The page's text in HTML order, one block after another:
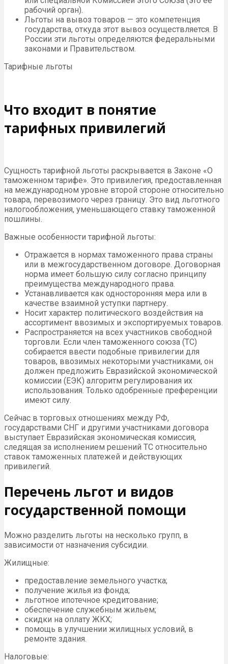
рабочий орган).
Льготы на вывоз товаров — это компетенция
государства, откуда этот вывоз осуществляется. В
России эти льготы определяются федеральными
законами и Правительством.
Тарифные льготы
Что входит в понятие
тарифных привилегий
Сущность тарифной льготы раскрывается в Законе «О
таможенном тарифе». Это привилегия, предоставленная
на международном уровне второй стороне относительно
товара, перевозимого через границу. Это вид льготного
налогообложения, уменьшающего ставку таможенной
пошлины.
Важные особенности тарифной льготы:
Отражается в нормах таможенного права страны
или в межгосударственном договоре. Договорная
норма имеет большую силу согласно принципу
преимущества международного права.
Устанавливается как односторонняя мера или в
качестве взаимной уступки партнеру.
Носит характер политического воздействия на
ассортимент ввозимых и экспортируемых товаров.
Распространяется на всех участников свободной
торговли. Если член таможенного союза (ТС)
собирается ввести подобные привилегии для
товаров, ввозимых некоторыми участниками, он
должен предложить Евразийской экономической
комиссии (ЕЭК) алгоритм регулирования их
использования. Только одобренные преференции
имеют силу.
Сейчас в торговых отношениях между РФ,
государствами СНГ и другими участниками договора
выступает Евразийская экономическая комиссия,
следящая за исполнением решений ТС относительно
ставок таможенных платежей и действующих
привилегий.
Перечень льгот и видов
государственной помощи
Можно разделить льготы на несколько групп, в
зависимости от назначения субсидии.
Жилищные:
предоставление земельного участка;
получение жилья из фонда;
льготное ипотечное кредитование;
обеспечение служебным жильем;
скидки на оплату ЖКХ;
помощь в улучшении жилищных условий, в
ремонте здания.
Налоговые: